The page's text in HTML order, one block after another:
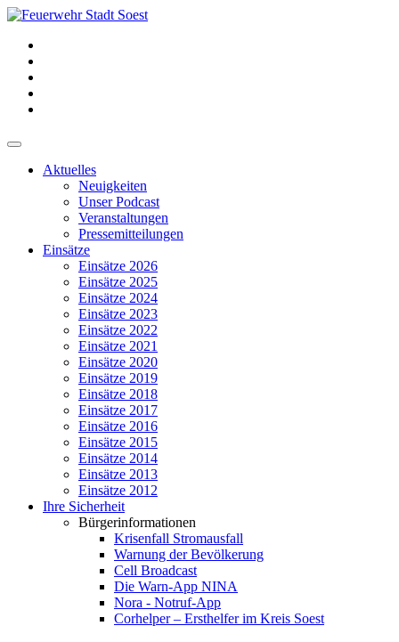
Aktuelles
Neuigkeiten
Unser Podcast
Veranstaltungen
Pressemitteilungen
Einsätze
Einsätze 2026
Einsätze 2025
Einsätze 2024
Einsätze 2023
Einsätze 2022
Einsätze 2021
Einsätze 2020
Einsätze 2019
Einsätze 2018
Einsätze 2017
Einsätze 2016
Einsätze 2015
Einsätze 2014
Einsätze 2013
Einsätze 2012
Ihre Sicherheit
Bürgerinformationen
Krisenfall Stromausfall
Warnung der Bevölkerung
Cell Broadcast
Die Warn-App NINA
Nora - Notruf-App
Corhelper – Ersthelfer im Kreis Soest